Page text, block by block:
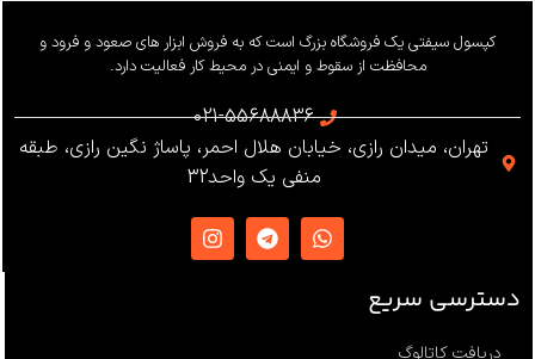
کپسول سیفتی یک فروشگاه بزرگ است که به فروش ابزار های صعود و فرود و
محافظت از سقوط و ایمنی در محیط کار فعالیت دارد.
021-55688836
تهران، میدان رازی، خیابان هلال احمر، پاساژ نگین رازی، طبقه
منفی یک واحد32
دسترسی سریع
دریافت کاتالوگ